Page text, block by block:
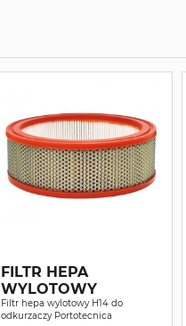
FILTR HEPA
WYLOTOWY
Filtr hepa wylotowy H14 do
odkurzaczy Portotecnica